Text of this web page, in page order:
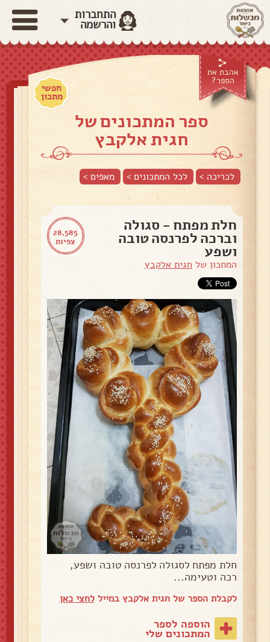
התחברות
והרשמה
אהבת את
הספר?
חפשי
מתכון
ספר המתכונים של
חגית אלקבץ
לכריכה > לכל המתכונים > מאפים>
28,585
צפיות
חלת מפתח - סגולה
וברכה לפרנסה טובה
ושפע
המתכון של חגית אלקבץ
חלת מפתח לסגולה לפרנסה טובה ושפע,
רכה וטעימה...
לקבלת הספר של חגית אלקבץ במייללחצי כאן
הוספה לספר
המתכונים שלי